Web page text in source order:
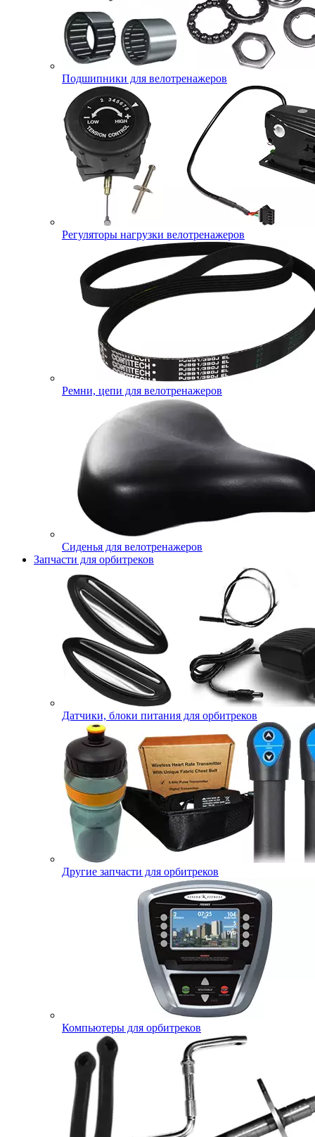
Подшипники для велотренажеров
Регуляторы нагрузки велотренажеров
Ремни, цепи для велотренажеров
Сиденья для велотренажеров
Запчасти для орбитреков
Датчики, блоки питания для орбитреков
Другие запчасти для орбитреков
Компьютеры для орбитреков